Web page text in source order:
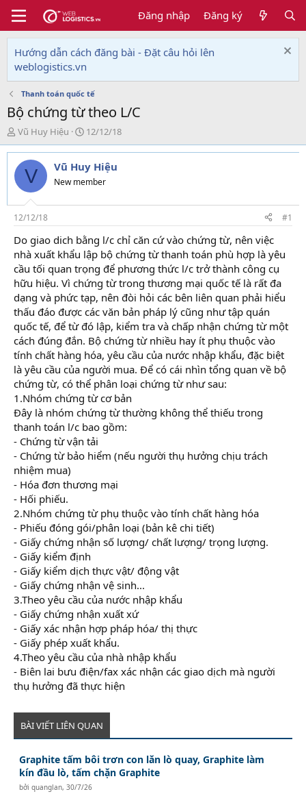
Đăng nhập Đăng ký
Hướng dẫn cách đăng bài - Đặt câu hỏi lên
weblogistics.vn
Thanh toán quốc tế
Bộ chứng từ theo L/C
T
h
r
e
d
s
t
a
r
t
e
r
Vũ Huy Hiệu
N
g
à
y
g
i
12/12/18
V Vũ Huy Hiệu
New member
12/12/18 #1
Do giao dich bằng l/c chỉ căn cứ vào chứng từ, nên việc
nhà xuất khẩu lập bộ chứng từ thanh toán phù hợp là yêu
cầu tối quan trọng để phương thức l/c trở thành công cụ
hữu hiệu. Vì chứng từ trong thương mại quốc tế là rất đa
dạng và phức tạp, nên đòi hỏi các bên liên quan phải hiểu
thấu đáo được các văn bản pháp lý cũng như tập quán
quốc tế, để từ đó lập, kiểm tra và chấp nhận chứng từ một
cách đúng đắn. Bộ chứng từ nhiều hay ít phụ thuộc vào
tính chất hàng hóa, yêu cầu của nước nhập khẩu, đặc biệt
là yêu cầu của người mua. Để có cái nhìn tổng quan về bộ
chứng từ, có thể phân loại chứng từ như sau:
1.Nhóm chứng từ cơ bản
Đây là nhóm chứng từ thường không thể thiếu trong
thanh toán l/c bao gồm:
- Chứng từ vận tải
- Chứng từ bảo hiểm (nếu người thụ hưởng chịu trách
nhiệm mua)
- Hóa đơn thương mại
- Hối phiếu.
2.Nhóm chứng từ phụ thuộc vào tính chất hàng hóa
- Phiếu đóng gói/phân loại (bản kê chi tiết)
- Giấy chứng nhận số lượng/ chất lượng/ trọng lượng.
- Giấy kiểm định
- Giấy kiểm dịch thực vật/ động vật
- Giấy chứng nhận vệ sinh...
3.Theo yêu cầu của nước nhập khẩu
- Giấy chứng nhận xuất xứ
- Giấy xác nhận hợp pháp hóa/ thị thực
- Giấy phép xuất khẩu.
4.Theo yêu cầu của nhà nhập khẩu
- Biên lai bưu điện/fax xác nhận các giao dịch mà người
thụ hưởng đã thực hiện
BÀI VIẾT LIÊN QUAN
Graphite tấm bôi trơn con lăn lò quay, Graphite làm
kín đầu lò, tấm chặn Graphite
bởiquanglan,30/7/26